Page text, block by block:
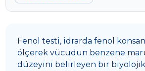
Fenol testi, idrarda fenol
ölçerek vücudun benzene
düzeyini belirleyen bir